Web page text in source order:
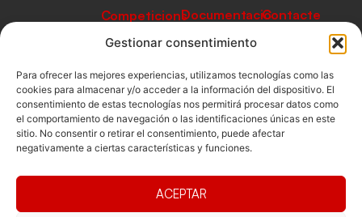
Gestionar consentimiento
Para ofrecer las mejores experiencias, utilizamos tecnologías como las
cookies para almacenar y/o acceder a la información del dispositivo. El
consentimiento de estas tecnologías nos permitirá procesar datos como
el comportamiento de navegación o las identificaciones únicas en este
sitio. No consentir o retirar el consentimiento, puede afectar
negativamente a ciertas características y funciones.
ACEPTAR
Junta
directiva
Assemblea
general
Competicions
Competiciones
Competiciones
Playa
Vólei neu
Documentacio
Funcionament
Eleccions
Contacte
Carrer de les
Jonqueres,
16, 5ºC,
08003
Barcelona
fcvb@fcvolei.
932 684 177